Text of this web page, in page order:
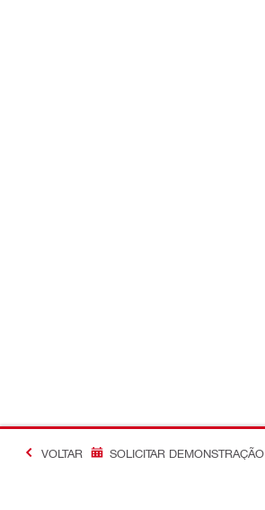
VOLTAR SOLICITAR DEMONSTRAÇÃO